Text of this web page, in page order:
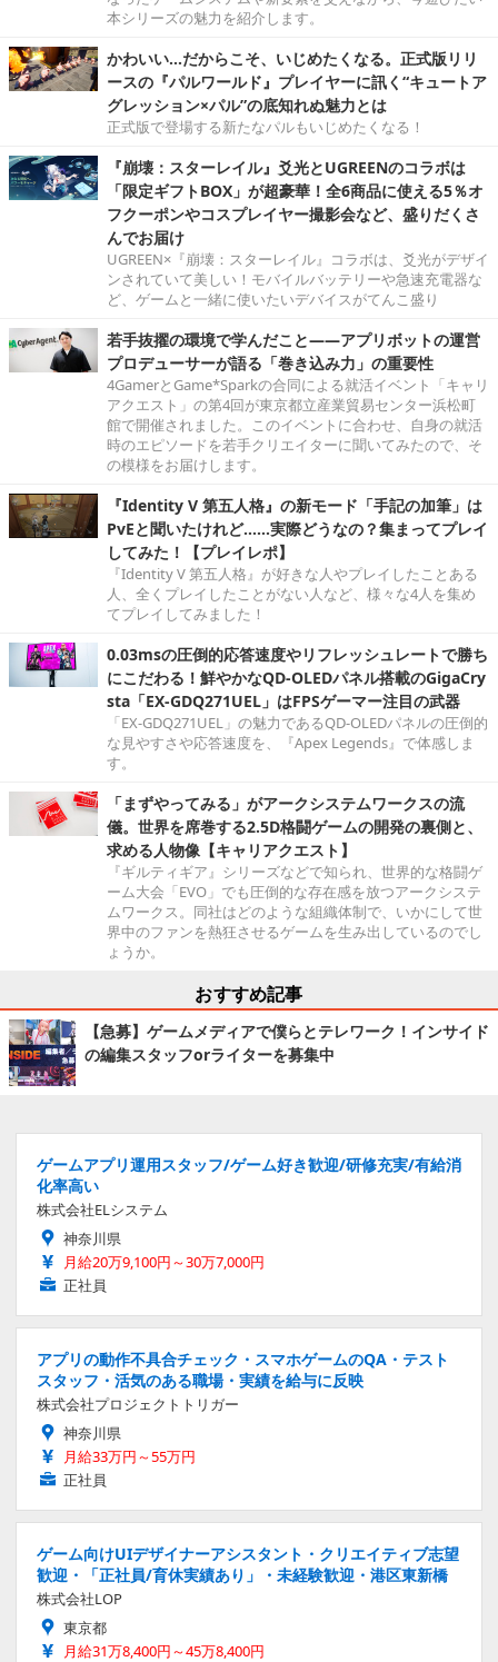
本シリーズの魅力を紹介します。
かわいい…だからこそ、いじめたくなる。正式版リリ
ースの『パルワールド』プレイヤーに訊く“キュートア
グレッション×パル”の底知れぬ魅力とは
正式版で登場する新たなパルもいじめたくなる！
『崩壊：スターレイル』爻光とUGREENのコラボは
「限定ギフトBOX」が超豪華！全6商品に使える5％オ
フクーポンやコスプレイヤー撮影会など、盛りだくさ
んでお届け
UGREEN×『崩壊：スターレイル』コラボは、爻光がデザイ
ンされていて美しい！モバイルバッテリーや急速充電器な
ど、ゲームと一緒に使いたいデバイスがてんこ盛り
若手抜擢の環境で学んだこと――アプリボットの運営
プロデューサーが語る「巻き込み力」の重要性
4GamerとGame*Sparkの合同による就活イベント「キャリ
アクエスト」の第4回が東京都立産業貿易センター浜松町
館で開催されました。このイベントに合わせ、自身の就活
時のエピソードを若手クリエイターに聞いてみたので、そ
の模様をお届けします。
『Identity V 第五人格』の新モード「手記の加筆」は
PvEと聞いたけれど……実際どうなの？集まってプレイ
してみた！【プレイレポ】
『Identity V 第五人格』が好きな人やプレイしたことある
人、全くプレイしたことがない人など、様々な4人を集め
てプレイしてみました！
0.03msの圧倒的応答速度やリフレッシュレートで勝ち
にこだわる！鮮やかなQD-OLEDパネル搭載のGigaCry
sta「EX-GDQ271UEL」はFPSゲーマー注目の武器
「EX-GDQ271UEL」の魅力であるQD-OLEDパネルの圧倒的
な見やすさや応答速度を、『Apex Legends』で体感しま
す。
「まずやってみる」がアークシステムワークスの流
儀。世界を席巻する2.5D格闘ゲームの開発の裏側と、
求める人物像【キャリアクエスト】
『ギルティギア』シリーズなどで知られ、世界的な格闘ゲ
ーム大会「EVO」でも圧倒的な存在感を放つアークシステ
ムワークス。同社はどのような組織体制で、いかにして世
界中のファンを熱狂させるゲームを生み出しているのでし
ょうか。
おすすめ記事
【急募】ゲームメディアで僕らとテレワーク！インサイド
の編集スタッフorライターを募集中
ゲームアプリ運用スタッフ/ゲーム好き歓迎/研修充実/有給消
化率高い
株式会社ELシステム
神奈川県
月給20万9,100円～30万7,000円
正社員
アプリの動作不具合チェック・スマホゲームのQA・テスト
スタッフ・活気のある職場・実績を給与に反映
株式会社プロジェクトトリガー
神奈川県
月給33万円～55万円
正社員
ゲーム向けUIデザイナーアシスタント・クリエイティブ志望
歓迎・「正社員/育休実績あり」・未経験歓迎・港区東新橋
株式会社LOP
東京都
月給31万8,400円～45万8,400円